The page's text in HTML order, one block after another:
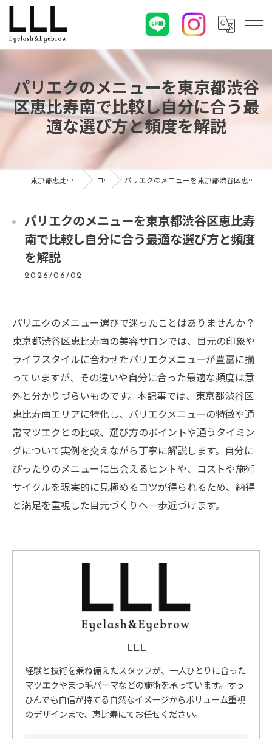
パリエクのメニューを東京都渋谷
区恵比寿南で比較し自分に合う最
適な選び方と頻度を解説
東京都恵比寿のマツエクならLLL コラム パリエクのメニューを東京都渋谷区恵比寿南で比較し自分に合う最適な選び方と頻度を解説
パリエクのメニューを東京都渋谷区恵比寿
南で比較し自分に合う最適な選び方と頻度
を解説
2026/06/02
パリエクのメニュー選びで迷ったことはありませんか？
東京都渋谷区恵比寿南の美容サロンでは、目元の印象や
ライフスタイルに合わせたパリエクメニューが豊富に揃
っていますが、その違いや自分に合った最適な頻度は意
外と分かりづらいものです。本記事では、東京都渋谷区
恵比寿南エリアに特化し、パリエクメニューの特徴や通
常マツエクとの比較、選び方のポイントや通うタイミン
グについて実例を交えながら丁寧に解説します。自分に
ぴったりのメニューに出会えるヒントや、コストや施術
サイクルを現実的に見極めるコツが得られるため、納得
と満足を重視した目元づくりへ一歩近づけます。
LLL
経験と技術を兼ね備えたスタッフが、一人ひとりに合った
マツエクやまつ毛パーマなどの施術を承っています。すっ
ぴんでも自信が持てる自然なイメージからボリューム重視
のデザインまで、恵比寿にてお任せください。